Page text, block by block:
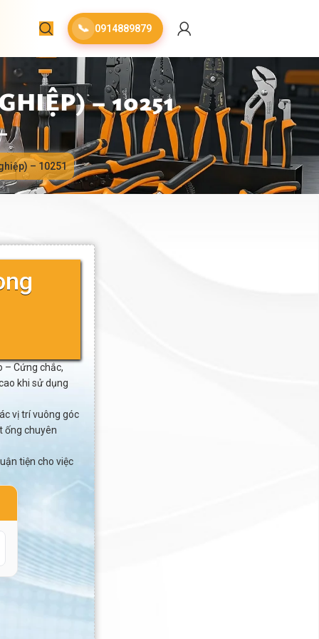
📞 0914889879
– 10251
– 10251
– Cứng chắc,
khi sử dụng
vị trí vuông góc
ống chuyên
tiện cho việc